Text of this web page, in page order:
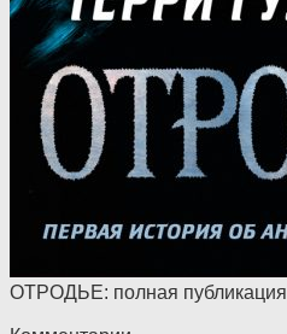
ОТРОДЬЕ: полная публикация